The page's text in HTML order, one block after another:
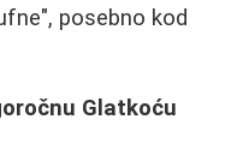
posebno kod
Glatkoću